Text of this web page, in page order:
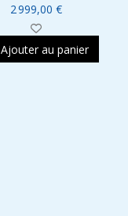
2 999,00 €
Ajouter au panier